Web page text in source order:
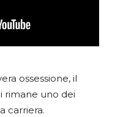
ossessione, il
rimane uno dei
carriera.